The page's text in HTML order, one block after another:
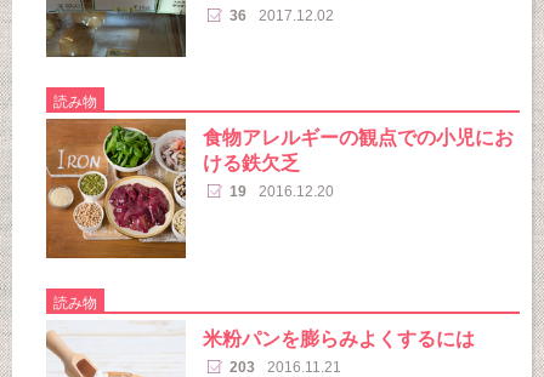
36 2017.12.02
読み物
食物アレルギーの観点での小児にお
ける鉄欠乏
19 2016.12.20
読み物
米粉パンを膨らみよくするには
203 2016.11.21